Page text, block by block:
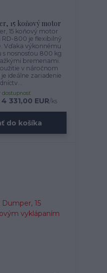
15 koňový motor
15 koňový motor
RD-800 je flexibilný
Vďaka výkonnému
s nosnosťou 800 kg
bremenami.
v náročnom
ideálne zariadenie
4 331,00 EUR/ks
dostupnosť
do košíka